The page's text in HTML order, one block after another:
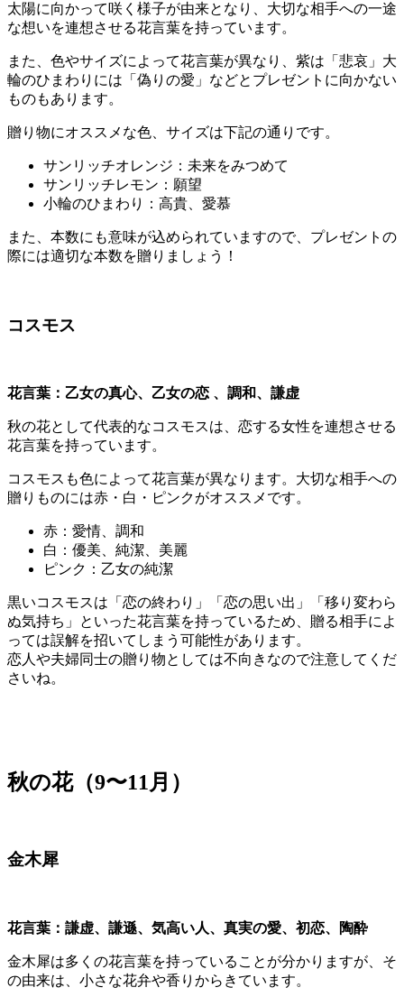
太陽に向かって咲く様子が由来となり、大切な相手への一途
な想いを連想させる花言葉を持っています。
また、色やサイズによって花言葉が異なり、紫は「悲哀」大
輪のひまわりには「偽りの愛」などとプレゼントに向かない
ものもあります。
贈り物にオススメな色、サイズは下記の通りです。
サンリッチオレンジ：未来をみつめて
サンリッチレモン：願望
小輪のひまわり：高貴、愛慕
また、本数にも意味が込められていますので、プレゼントの
際には適切な本数を贈りましょう！
コスモス
花言葉： 乙女の真心、乙女の恋 、調和、謙虚
秋の花として代表的なコスモスは、恋する女性を連想させる
花言葉を持っています。
コスモスも色によって花言葉が異なります。大切な相手への
贈りものには赤・白・ピンクがオススメです。
赤：愛情、調和
白：優美、純潔、美麗
ピンク：乙女の純潔
黒いコスモスは「恋の終わり」「恋の思い出」「移り変わら
ぬ気持ち」といった花言葉を持っているため、贈る相手によ
っては誤解を招いてしまう可能性があります。
恋人や夫婦同士の贈り物としては不向きなので注意してくだ
さいね。
秋の花（9〜11月）
金木犀
花言葉： 謙虚、謙遜、気高い人、真実の愛、初恋、陶酔
金木犀は多くの花言葉を持っていることが分かりますが、そ
の由来は、小さな花弁や香りからきています。